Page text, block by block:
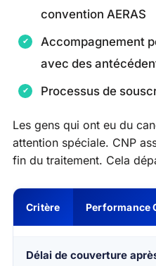
convention AERAS
Accompagnement
avec des
Processus de
Les gens qui ont eu du
attention spéciale. CNP
fin du traitement. Cela
Critère Performance
Délai de couverture